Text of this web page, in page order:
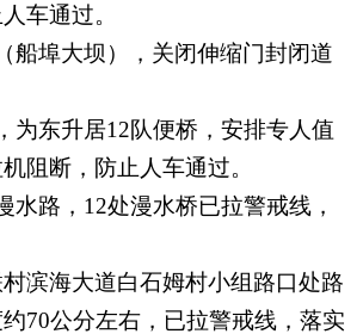
车通过。
埠大坝），关闭伸缩门封闭道
东升居12队便桥，安排专人值
阻断，防止人车通过。
路，12处漫水桥已拉警戒线，
海大道白石姆村小组路口处路
70公分左右，已拉警戒线，落实